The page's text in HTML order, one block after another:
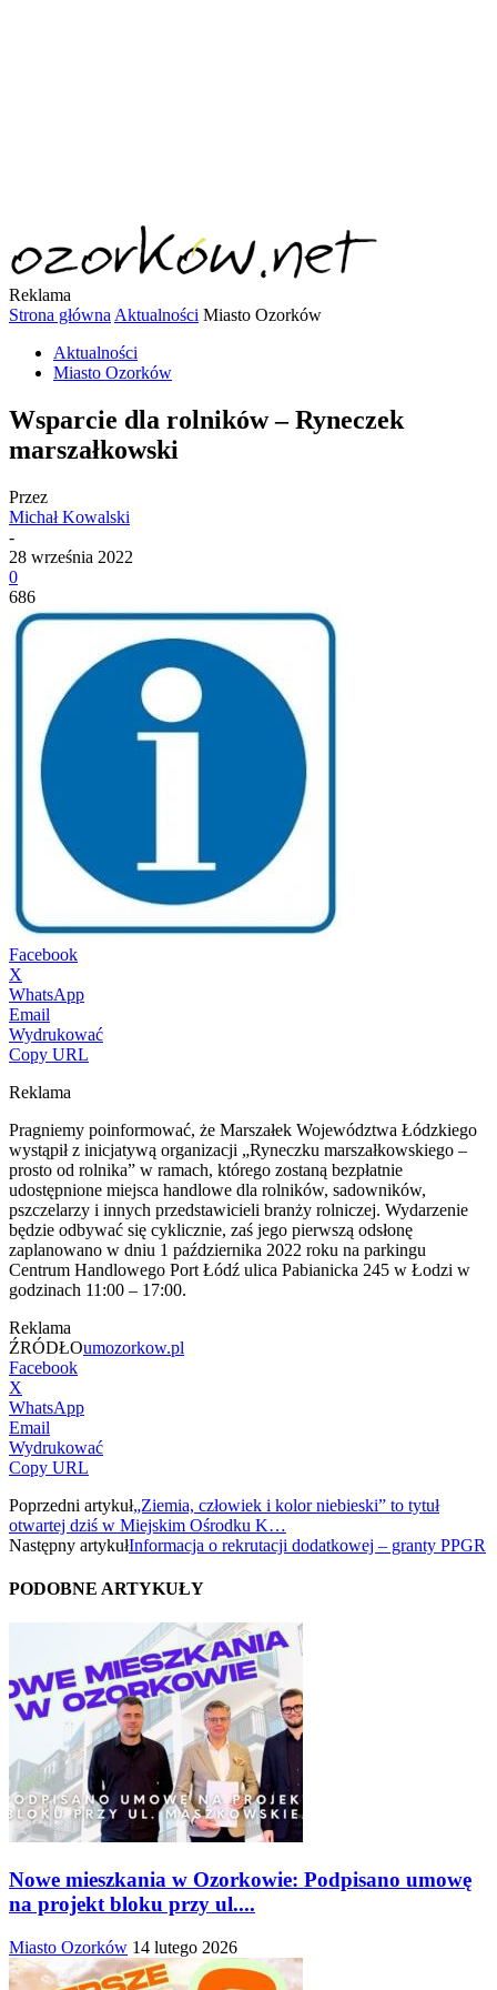
Reklama
Strona główna Aktualności Miasto Ozorków
Aktualności
Miasto Ozorków
Wsparcie dla rolników – Ryneczek
marszałkowski
Przez
Michał Kowalski
-
28 września 2022
0
686
Facebook
X
WhatsApp
Email
Wydrukować
Copy URL
Reklama
Pragniemy poinformować, że Marszałek Województwa Łódzkiego
wystąpił z inicjatywą organizacji „Ryneczku marszałkowskiego –
prosto od rolnika” w ramach, którego zostaną bezpłatnie
udostępnione miejsca handlowe dla rolników, sadowników,
pszczelarzy i innych przedstawicieli branży rolniczej. Wydarzenie
będzie odbywać się cyklicznie, zaś jego pierwszą odsłonę
zaplanowano w dniu 1 października 2022 roku na parkingu
Centrum Handlowego Port Łódź ulica Pabianicka 245 w Łodzi w
godzinach 11:00 – 17:00.
Reklama
ŹRÓDŁOumozorkow.pl
Facebook
X
WhatsApp
Email
Wydrukować
Copy URL
Poprzedni artykuł„Ziemia, człowiek i kolor niebieski” to tytuł
otwartej dziś w Miejskim Ośrodku K…
Następny artykułInformacja o rekrutacji dodatkowej – granty PPGR
PODOBNE ARTYKUŁY
Nowe mieszkania w Ozorkowie: Podpisano umowę
na projekt bloku przy ul....
Miasto Ozorków 14 lutego 2026